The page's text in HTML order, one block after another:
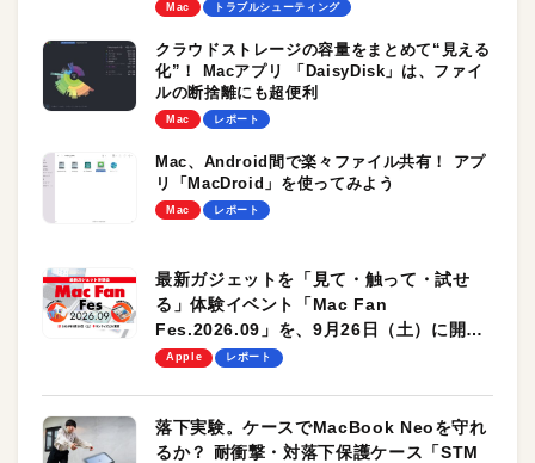
Mac トラブルシューティング
クラウドストレージの容量をまとめて“見える
化”！ Macアプリ 「DaisyDisk」は、ファイ
ルの断捨離にも超便利
Mac レポート
Mac、Android間で楽々ファイル共有！ アプ
リ「MacDroid」を使ってみよう
Mac レポート
最新ガジェットを「見て・触って・試せ
る」体験イベント「Mac Fan
Fes.2026.09」を、9月26日（土）に開催
します！
Apple レポート
落下実験。ケースでMacBook Neoを守れ
るか？ 耐衝撃・対落下保護ケース「STM